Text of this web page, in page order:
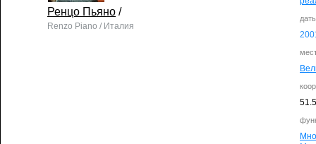
Ренцо Пьяно /
Renzo Piano / Италия